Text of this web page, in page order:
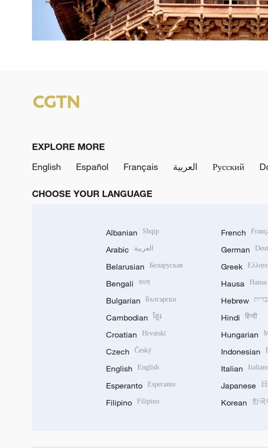
EXPLORE MORE
English
Español Français العربية Русский
CHOOSE YOUR LANGUAGE
Albanian Shqip
Arabic العربية
Belarusian Беларуская
Bengali বাংলা
Bulgarian Български
Cambodian ខ្មែរ
Croatian Hrvatski
Czech Český
English English
Esperanto Esperanto
Filipino Filipino
French
German
Greek
Hausa Hausa
Hebrew
Hindi हिन्दी
Hungarian
Indonesian
Italian
Japanese
Korean 한국